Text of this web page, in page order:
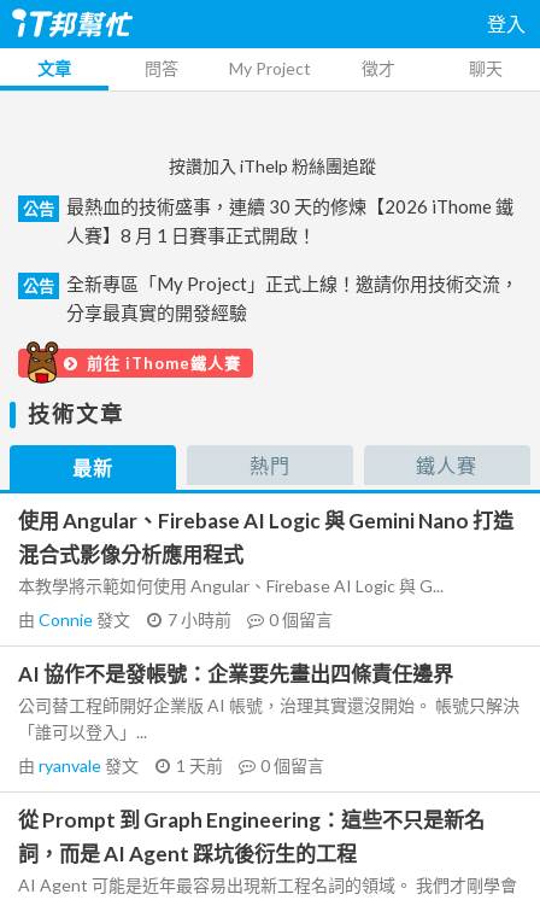
登入
文章 問答 My Project 徵才 聊天
按讚加入 iThelp 粉絲團追蹤
公告
最熱血的技術盛事，連續 30 天的修煉【2026 iThome 鐵
人賽】8 月 1 日賽事正式開啟！
公告
全新專區「My Project」正式上線！邀請你用技術交流，
分享最真實的開發經驗
前往 iThome鐵人賽
技術文章
最新 熱門 鐵人賽
使用 Angular、Firebase AI Logic 與 Gemini Nano 打造
混合式影像分析應用程式
本教學將示範如何使用 Angular、Firebase AI Logic 與 G...
由 Connie發文 7 小時前 0個留言
AI 協作不是發帳號：企業要先畫出四條責任邊界
公司替工程師開好企業版 AI 帳號，治理其實還沒開始。 帳號只解決
「誰可以登入」...
由 ryanvale發文 1 天前 0個留言
從 Prompt 到 Graph Engineering：這些不只是新名
詞，而是 AI Agent 踩坑後衍生的工程
AI Agent 可能是近年最容易出現新工程名詞的領域。 我們才剛學會